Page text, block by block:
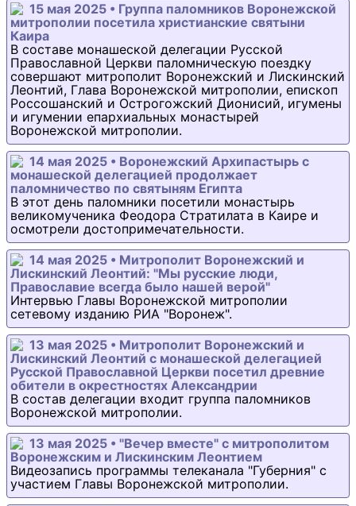
15 мая 2025 • Группа паломников Воронежской
митрополии посетила христианские святыни
Каира
В составе монашеской делегации Русской
Православной Церкви паломническую поездку
совершают митрополит Воронежский и Лискинский
Леонтий, Глава Воронежской митрополии, епископ
Россошанский и Острогожский Дионисий, игумены
и игумении епархиальных монастырей
Воронежской митрополии.
14 мая 2025 • Воронежский Архипастырь с
монашеской делегацией продолжает
паломничество по святыням Египта
В этот день паломники посетили монастырь
великомученика Феодора Стратилата в Каире и
осмотрели достопримечательности.
14 мая 2025 • Митрополит Воронежский и
Лискинский Леонтий: "Мы русские люди,
Православие всегда было нашей верой"
Интервью Главы Воронежской митрополии
сетевому изданию РИА "Воронеж".
13 мая 2025 • Митрополит Воронежский и
Лискинский Леонтий с монашеской делегацией
Русской Православной Церкви посетил древние
обители в окрестностях Александрии
В состав делегации входит группа паломников
Воронежской митрополии.
13 мая 2025 • "Вечер вместе" с митрополитом
Воронежским и Лискинским Леонтием
Видеозапись программы телеканала "Губерния" с
участием Главы Воронежской митрополии.